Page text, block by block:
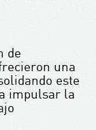
de
una
este
impulsar la